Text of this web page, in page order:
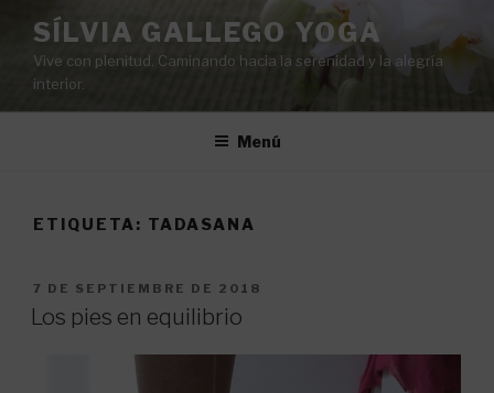
contenido
SÍLVIA GALLEGO YOGA
Vive con plenitud. Caminando hacia la serenidad y la alegría
interior.
Menú
ETIQUETA: TADASANA
PUBLICADO
EL
7 DE SEPTIEMBRE DE 2018
Los pies en equilibrio